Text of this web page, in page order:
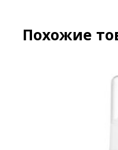
Похожие